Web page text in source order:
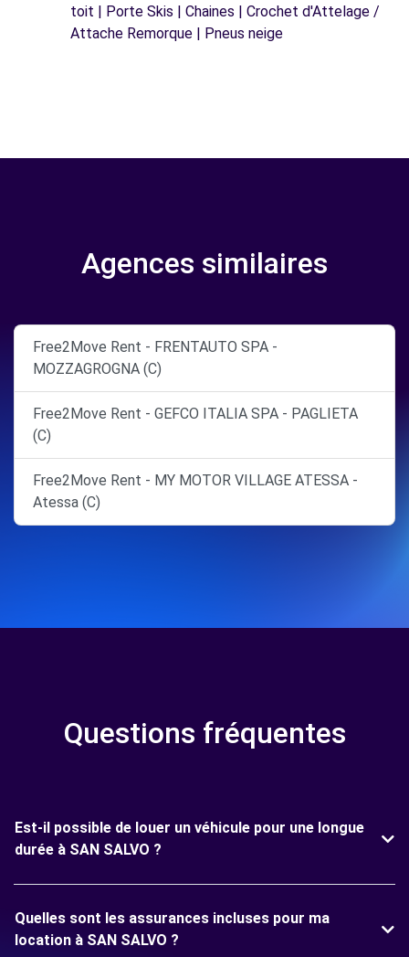
toit | Porte Skis | Chaines | Crochet d'Attelage /
Attache Remorque | Pneus neige
Agences similaires
Free2Move Rent - FRENTAUTO SPA -
MOZZAGROGNA (C)
Free2Move Rent - GEFCO ITALIA SPA - PAGLIETA
(C)
Free2Move Rent - MY MOTOR VILLAGE ATESSA -
Atessa (C)
Questions fréquentes
Est-il possible de louer un véhicule pour une longue
durée à SAN SALVO ?
Quelles sont les assurances incluses pour ma
location à SAN SALVO ?